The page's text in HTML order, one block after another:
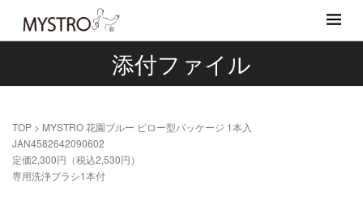
添付ファイル
TOP > MYSTRO 花園ブルー ピロー型パッケージ 1本入
JAN4582642090602
定価2,300円（税込2,530円）
専用洗浄ブラシ1本付